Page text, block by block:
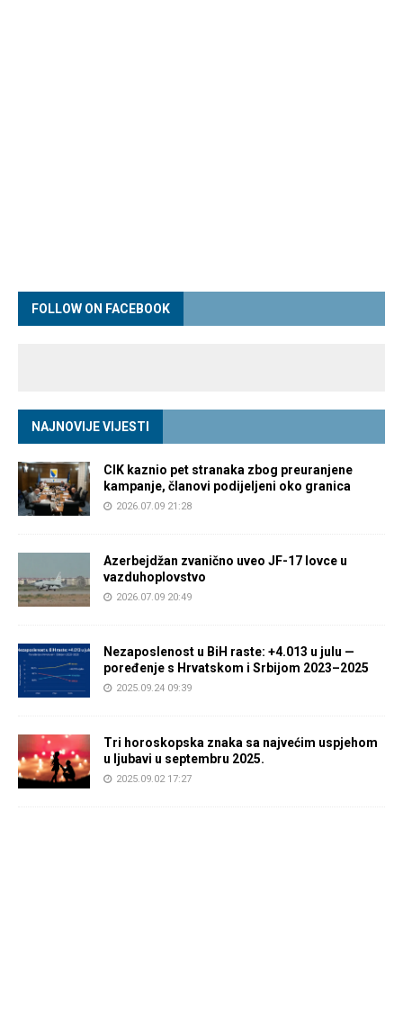
FOLLOW ON FACEBOOK
NAJNOVIJE VIJESTI
CIK kaznio pet stranaka zbog preuranjene
kampanje, članovi podijeljeni oko granica
2026.07.09 21:28
Azerbejdžan zvanično uveo JF-17 lovce u
vazduhoplovstvo
2026.07.09 20:49
Nezaposlenost u BiH raste: +4.013 u julu —
poređenje s Hrvatskom i Srbijom 2023–2025
2025.09.24 09:39
Tri horoskopska znaka sa najvećim uspjehom
u ljubavi u septembru 2025.
2025.09.02 17:27